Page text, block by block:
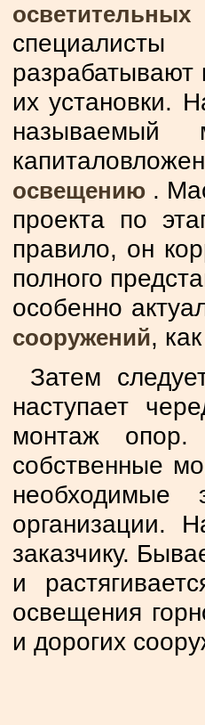
разрабатывают
их установки.
называемый
освещению .
проекта по
правило, он
полного
особенно
сооружений,
Затем
наступает
монтаж опор.
собственные
необходимые
организации.
заказчику.
и
освещения
и дорогих